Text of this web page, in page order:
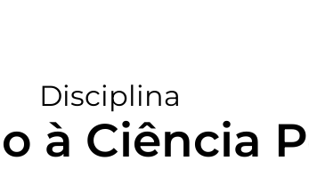
Disciplina
à Ciência